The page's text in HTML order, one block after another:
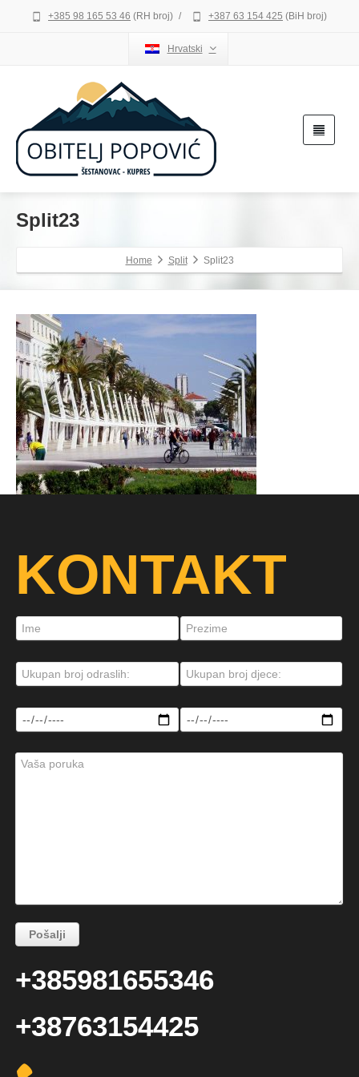
+385 98 165 53 46 (RH broj) / +387 63 154 425 (BiH broj)
Hrvatski
Split23
Home Split Split23
KONTAKT
+385981655346
+38763154425